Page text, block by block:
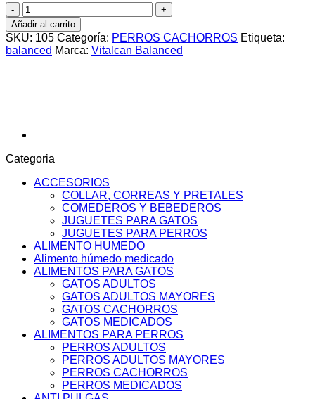
BALANCED
PERRO
CACHORRO
RAZA
GRANDE
Añadir al carrito
SKU: 105 Categoría: PERROS CACHORROS Etiqueta:
balanced Marca: Vitalcan Balanced
Categoria
ACCESORIOS
COLLAR, CORREAS Y PRETALES
COMEDEROS Y BEBEDEROS
JUGUETES PARA GATOS
JUGUETES PARA PERROS
ALIMENTO HUMEDO
Alimento húmedo medicado
ALIMENTOS PARA GATOS
GATOS ADULTOS
GATOS ADULTOS MAYORES
GATOS CACHORROS
GATOS MEDICADOS
ALIMENTOS PARA PERROS
PERROS ADULTOS
PERROS ADULTOS MAYORES
PERROS CACHORROS
PERROS MEDICADOS